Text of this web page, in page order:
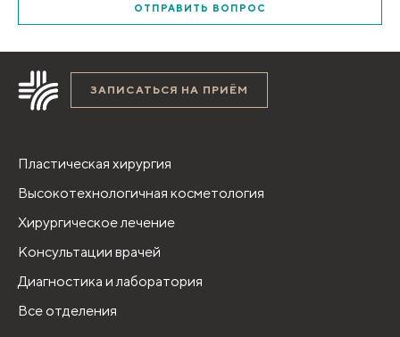
ОТПРАВИТЬ ВОПРОС
ЗАПИСАТЬСЯ НА ПРИЁМ
Пластическая хирургия
Высокотехнологичная косметология
Хирургическое лечение
Консультации врачей
Диагностика и лаборатория
Все отделения